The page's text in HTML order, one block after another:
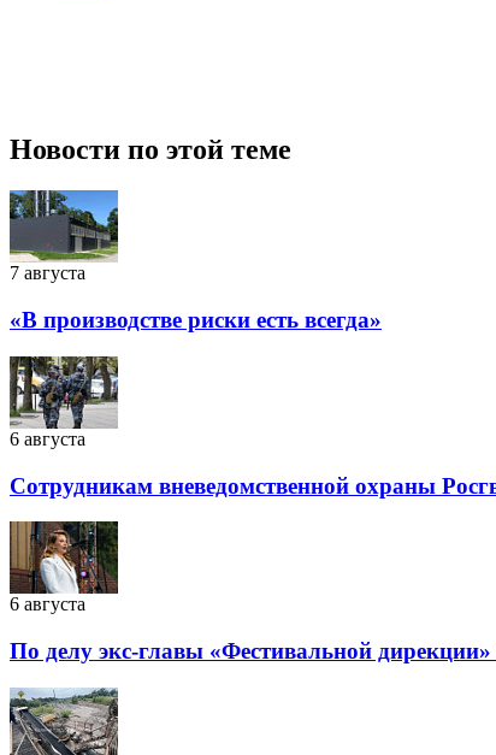
Новости по этой теме
7 августа
«В производстве риски есть всегда»
6 августа
Сотрудникам вневедомственной охраны
6 августа
По делу экс-главы «Фестивальной